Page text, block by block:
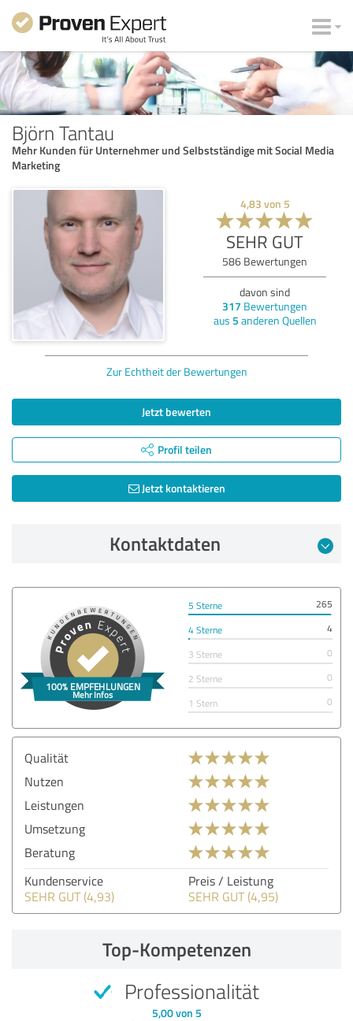
Björn Tantau
Mehr Kunden für Unternehmer und Selbstständige mit Social Media
Marketing
4,83 von 5
SEHR GUT
586 Bewertungen
davon sind
317 Bewertungen
aus 5 anderen Quellen
Zur Echtheit der Bewertungen
Jetzt bewerten
Profil teilen
Jetzt kontaktieren
Kontaktdaten
5 Sterne
265
4 Sterne
4
3 Sterne
0
2 Sterne
0
1 Stern
0
Qualität
Nutzen
Leistungen
Umsetzung
Beratung
Kundenservice
SEHR GUT (4,93)
Preis / Leistung
SEHR GUT (4,95)
Top-Kompetenzen
Professionalität
5,00 von 5